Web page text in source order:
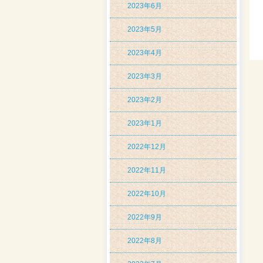
2023年6月
2023年5月
2023年4月
2023年3月
2023年2月
2023年1月
2022年12月
2022年11月
2022年10月
2022年9月
2022年8月